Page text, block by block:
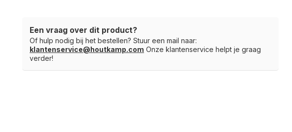
Een vraag over dit product?
Of hulp nodig bij het bestellen? Stuur een mail naar:
klantenservice@houtkamp.com Onze klantenservice helpt je graag
verder!